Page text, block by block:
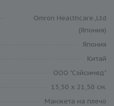
Omron Healthcare.,Ltd
(Япония)
Япония
Китай
ООО "Сэйсимед"
13,50 х 21,50 см.
Манжета на плечо